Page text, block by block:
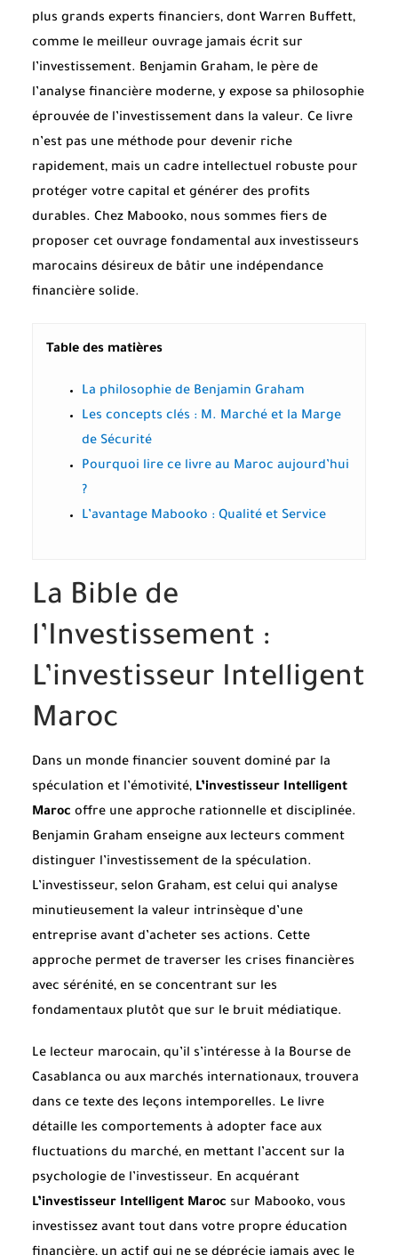
plus grands experts financiers, dont Warren Buffett,
comme le meilleur ouvrage jamais écrit sur
l’investissement. Benjamin Graham, le père de
l’analyse financière moderne, y expose sa philosophie
éprouvée de l’investissement dans la valeur. Ce livre
n’est pas une méthode pour devenir riche
rapidement, mais un cadre intellectuel robuste pour
protéger votre capital et générer des profits
durables. Chez Mabooko, nous sommes fiers de
proposer cet ouvrage fondamental aux investisseurs
marocains désireux de bâtir une indépendance
financière solide.
Table des matières
La philosophie de Benjamin Graham
Les concepts clés : M. Marché et la Marge
de Sécurité
Pourquoi lire ce livre au Maroc aujourd’hui
?
L’avantage Mabooko : Qualité et Service
La Bible de
l’Investissement :
L’investisseur Intelligent
Maroc
Dans un monde financier souvent dominé par la
spéculation et l’émotivité, L’investisseur Intelligent
Maroc offre une approche rationnelle et disciplinée.
Benjamin Graham enseigne aux lecteurs comment
distinguer l’investissement de la spéculation.
L’investisseur, selon Graham, est celui qui analyse
minutieusement la valeur intrinsèque d’une
entreprise avant d’acheter ses actions. Cette
approche permet de traverser les crises financières
avec sérénité, en se concentrant sur les
fondamentaux plutôt que sur le bruit médiatique.
Le lecteur marocain, qu’il s’intéresse à la Bourse de
Casablanca ou aux marchés internationaux, trouvera
dans ce texte des leçons intemporelles. Le livre
détaille les comportements à adopter face aux
fluctuations du marché, en mettant l’accent sur la
psychologie de l’investisseur. En acquérant
L’investisseur Intelligent Maroc sur Mabooko, vous
investissez avant tout dans votre propre éducation